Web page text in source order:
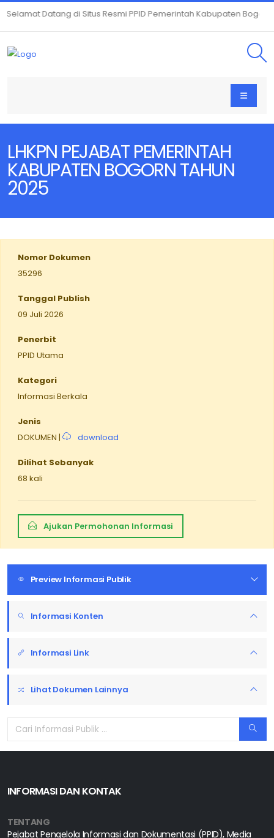
Datang di Situs Resmi PPID Pemerintah Kabupaten
LHKPN PEJABAT PEMERINTAH
KABUPATEN BOGORN TAHUN
2025
Nomor Dokumen
35296
Tanggal Publish
09 Juli 2026
Penerbit
PPID Utama
Kategori
Informasi Berkala
Jenis
DOKUMEN |
download
Dilihat Sebanyak
68 kali
Ajukan Permohonan Informasi
Preview Informasi Publik
Informasi Konten
Informasi Link
Lihat Dokumen Lainnya
INFORMASI DAN KONTAK
TENTANG
Pejabat Pengelola Informasi dan Dokumentasi (PPID), Media